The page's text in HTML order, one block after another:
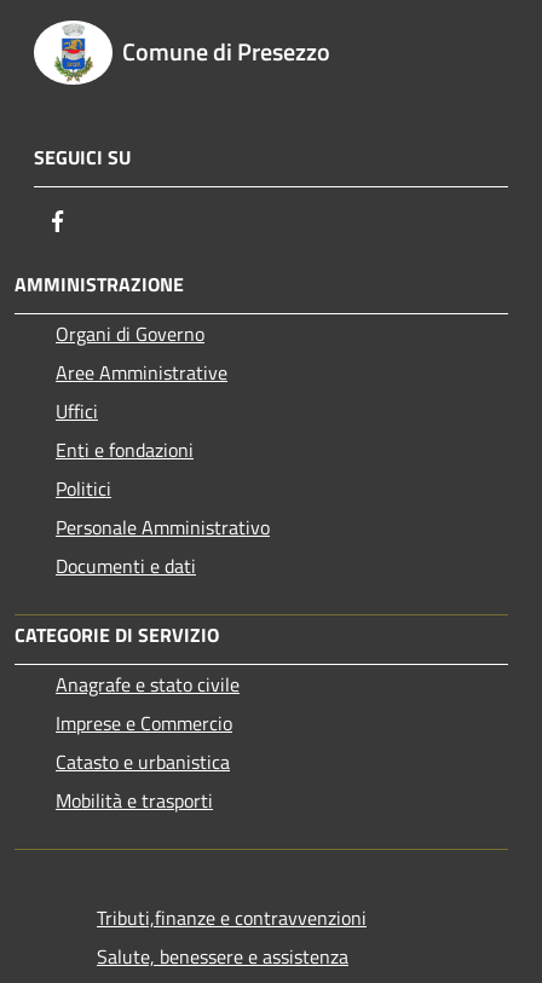
Comune di Presezzo
SEGUICI SU
AMMINISTRAZIONE
Organi di Governo
Aree Amministrative
Uffici
Enti e fondazioni
Politici
Personale Amministrativo
Documenti e dati
CATEGORIE DI SERVIZIO
Anagrafe e stato civile
Imprese e Commercio
Catasto e urbanistica
Mobilità e trasporti
Tributi,finanze e contravvenzioni
Salute, benessere e assistenza